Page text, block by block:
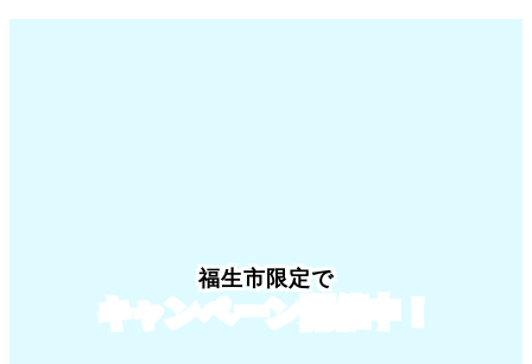
福生市限定でキャンペーン開催中！
福生市限定で
キャンペーン開催中！